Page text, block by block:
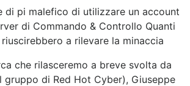
di pi malefico di utilizzare un account
di Commando & Controllo Quanti
a rilevare la minaccia
che rilasceremo a breve svolta da
gruppo di Red Hot Cyber), Giuseppe